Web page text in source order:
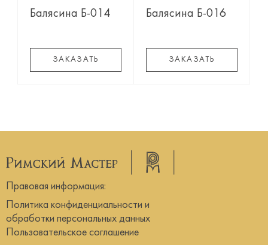
Балясина Б-014
ЗАКАЗАТЬ
Балясина Б-016
ЗАКАЗАТЬ
Правовая информация:
Политика конфиденциальности и
обработки персональных данных
Пользовательское соглашение